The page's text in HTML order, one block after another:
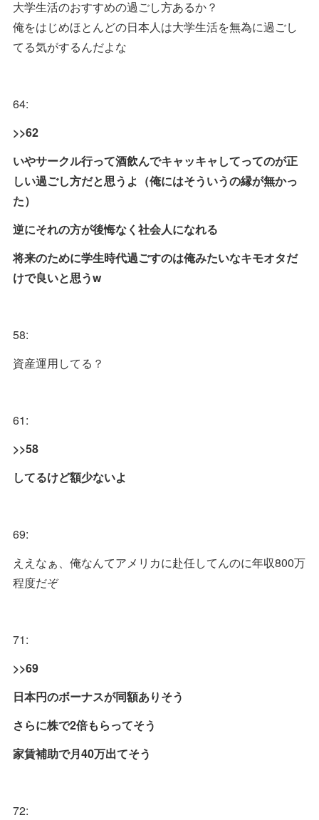
大学生活のおすすめの過ごし方あるか？
俺をはじめほとんどの日本人は大学生活を無為に過ごし
てる気がするんだよな
64:
>>62
いやサークル行って酒飲んでキャッキャしてってのが正
しい過ごし方だと思うよ（俺にはそういうの縁が無かっ
た）
逆にそれの方が後悔なく社会人になれる
将来のために学生時代過ごすのは俺みたいなキモオタだ
けで良いと思うw
58:
資産運用してる？
61:
>>58
してるけど額少ないよ
69:
ええなぁ、俺なんてアメリカに赴任してんのに年収800万
程度だぞ
71:
>>69
日本円のボーナスが同額ありそう
さらに株で2倍もらってそう
家賃補助で月40万出てそう
72: